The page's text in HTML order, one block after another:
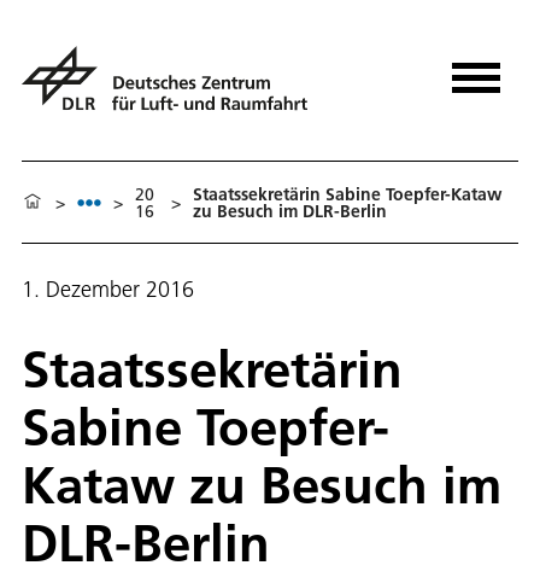
> > 20
16 > Staatssekretärin Sabine Toepfer-Kataw
zu Besuch im DLR-Berlin
1. Dezember 2016
Staatssekretärin
Sabine Toepfer-
Kataw zu Besuch im
DLR-Berlin